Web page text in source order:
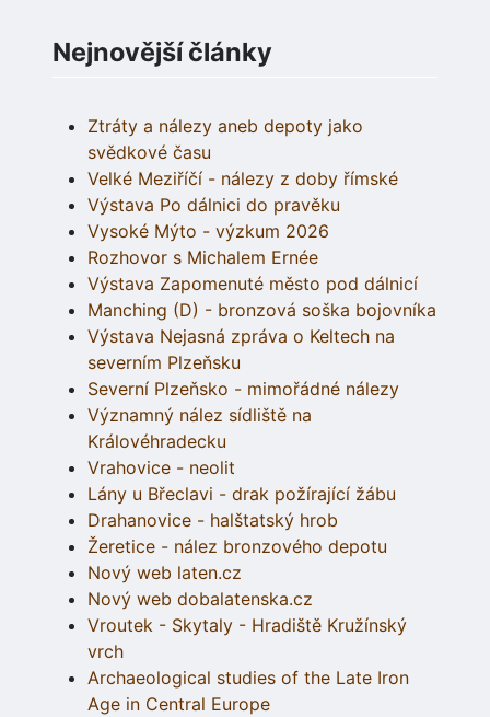
Nejnovější články
Ztráty a nálezy aneb depoty jako
svědkové času
Velké Meziříčí - nálezy z doby římské
Výstava Po dálnici do pravěku
Vysoké Mýto - výzkum 2026
Rozhovor s Michalem Ernée
Výstava Zapomenuté město pod dálnicí
Manching (D) - bronzová soška bojovníka
Výstava Nejasná zpráva o Keltech na
severním Plzeňsku
Severní Plzeňsko - mimořádné nálezy
Významný nález sídliště na
Královéhradecku
Vrahovice - neolit
Lány u Břeclavi - drak požírající žábu
Drahanovice - halštatský hrob
Žeretice - nález bronzového depotu
Nový web laten.cz
Nový web dobalatenska.cz
Vroutek - Skytaly - Hradiště Kružínský
vrch
Archaeological studies of the Late Iron
Age in Central Europe